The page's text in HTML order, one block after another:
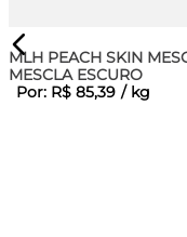
MLH PEACH SKIN
MESCLA ESCURO
Por: R$ 85,39 / kg